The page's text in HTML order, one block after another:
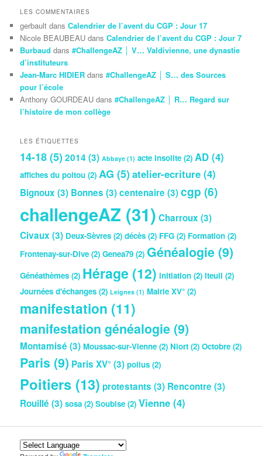
LES COMMENTAIRES
gerbault dansCalendrier de l’avent du CGP : Jour 17
Nicole BEAUBEAU dansCalendrier de l’avent du CGP : Jour 7
Burbaud dans#ChallengeAZ │ V… Valdivienne, une dynastie
d’instituteurs
Jean-Marc HIDIER dans#ChallengeAZ │ S… des Sources
pour l’école
Anthony GOURDEAU dans#ChallengeAZ │ R… Regard sur
l’histoire de mon collège
LES ÉTIQUETTES
14-18(5)2014 (3) Abbaye (1) acte insolite (2) AD (4)
affiches du poitou (2) AG (5)atelier-ecriture (4)
Bignoux (3) Bonnes (3)centenaire (3)cgp (6)
challengeAZ (31) Charroux (3)
Civaux (3) Deux-Sèvres (2) décès (2) FFG (2) Formation (2)
Frontenay-sur-Dive (2) Genea79 (2) Généalogie(9)
Généathèmes (2) Hérage (12) initiation (2) Iteuil (2)
Journées d'échanges (2) Leignes (1) Mairie XV° (2)
manifestation (11)
manifestation généalogie(9)
Montamisé (3) Moussac-sur-Vienne (2) Niort (2) Octobre (2)
Paris (9) Paris XV°(3) poilus (2)
Poitiers (13) protestants (3) Rencontre (3)
Rouillé (3) sosa (2) Soubise (2) Vienne (4)